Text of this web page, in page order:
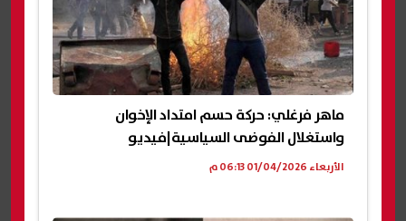
ماهر فرغلي: حركة حسم امتداد الإخوان
واستغلال الفوضى السياسية|فيديو
الأربعاء 01/04/2026 06:13 م